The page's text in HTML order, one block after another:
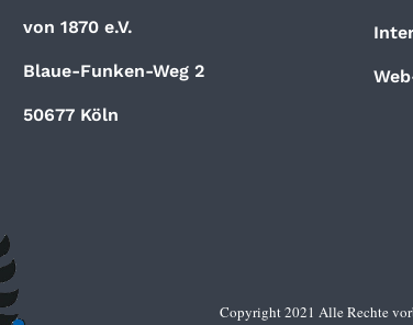
von 1870 e.V.
Blaue-Funken-Weg 2
50677 Köln
Copyright 2021 Alle Rechte